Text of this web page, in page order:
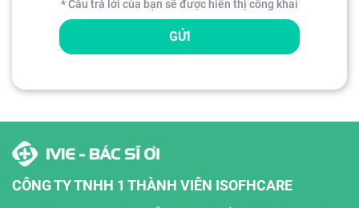
* Câu trả lời của bạn sẽ được hiển thị công khai
GỬI
CÔNG TY TNHH 1 THÀNH VIÊN ISOFHCARE